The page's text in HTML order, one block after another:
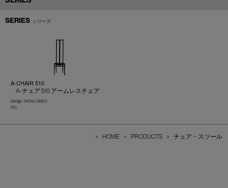
SERIES シリーズ
A-CHAIR 510
A-チェア 510 アームレスチェア
Design : TADAO ANDO
IXC
> HOME > PRODUCTS > チェア・スツール